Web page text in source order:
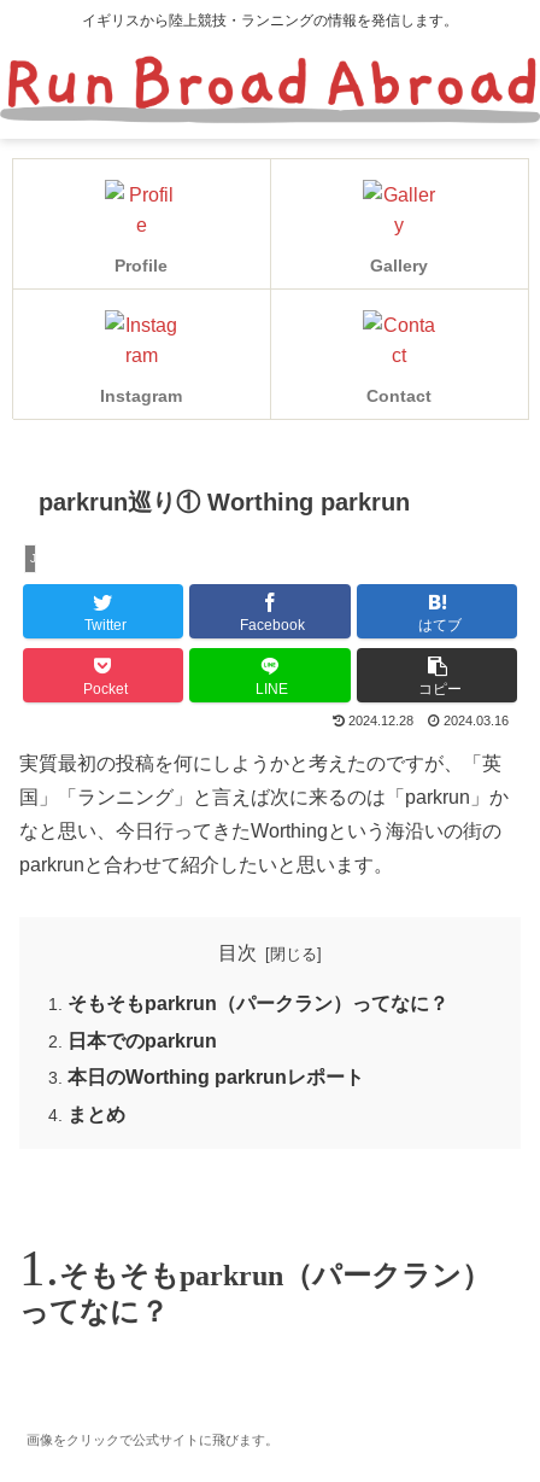
イギリスから陸上競技・ランニングの情報を発信します。
Profile Gallery
Instagram Contact
parkrun巡り① Worthing parkrun
Jog Log
Twitter Facebook はてブ
Pocket LINE コピー
2024.12.28 2024.03.16
実質最初の投稿を何にしようかと考えたのですが、「英
国」「ランニング」と言えば次に来るのは「parkrun」か
なと思い、今日行ってきたWorthingという海沿いの街の
parkrunと合わせて紹介したいと思います。
目次
そもそもparkrun（パークラン）ってなに？
日本でのparkrun
本日のWorthing parkrunレポート
まとめ
そもそもparkrun（パークラン）
ってなに？
画像をクリックで公式サイトに飛びます。